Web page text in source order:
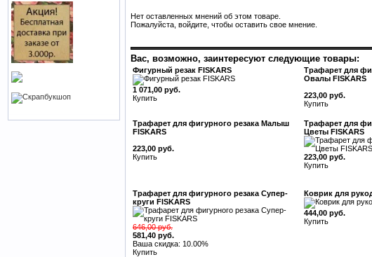
Нет оставленных мнений об этом товаре.
Пожалуйста, войдите, чтобы оставить свое мнение.
Вас, возможно, заинтересуют следующие товары:
Фигурный резак FISKARS
1 071,00 руб.
Купить
Трафарет для
Овалы FISKARS
223,00 руб.
Купить
Трафарет для фигурного резака Малыш
FISKARS
223,00 руб.
Купить
Трафарет для
Цветы FISKARS
223,00 руб.
Купить
Трафарет для фигурного резака Супер-
круги FISKARS
646,00 руб.
581,40 руб.
Ваша скидка: 10.00%
Купить
Коврик для
444,00 руб.
Купить